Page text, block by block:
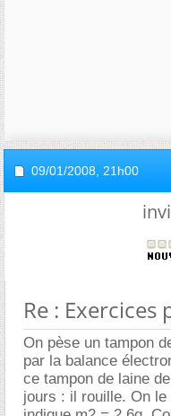
09/01/2008, 21h00
Re : Exercices
On pèse un tampon
par la balance
ce tampon de laine
jours : il rouille. On